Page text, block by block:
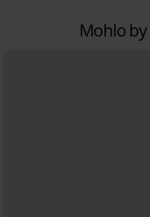
Mohlo by